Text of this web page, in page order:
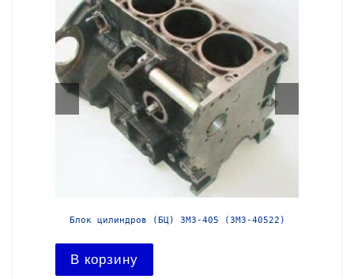
Блок цилиндров (БЦ) ЗМЗ-405 (ЗМЗ-40522)
В корзину